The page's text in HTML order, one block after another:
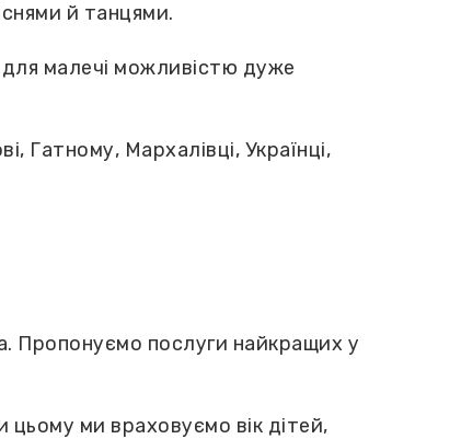
й танцями.
малечі можливістю дуже
Гатному, Мархалівці, Українці,
Пропонуємо послуги найкращих у
ми враховуємо вік дітей,